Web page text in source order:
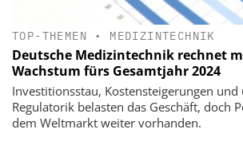
TOP-THEMEN • MEDIZINTECHNIK
Deutsche Medizintechnik rechnet
Wachstum fürs Gesamtjahr 2024
Investitionsstau, Kostensteigerungen
Regulatorik belasten das Geschäft, doch
dem Weltmarkt weiter vorhanden.